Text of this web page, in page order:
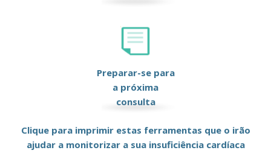
Preparar-se para
a próxima
consulta
Clique para imprimir estas ferramentas que o irão
ajudar a monitorizar a sua insuficiência cardíaca